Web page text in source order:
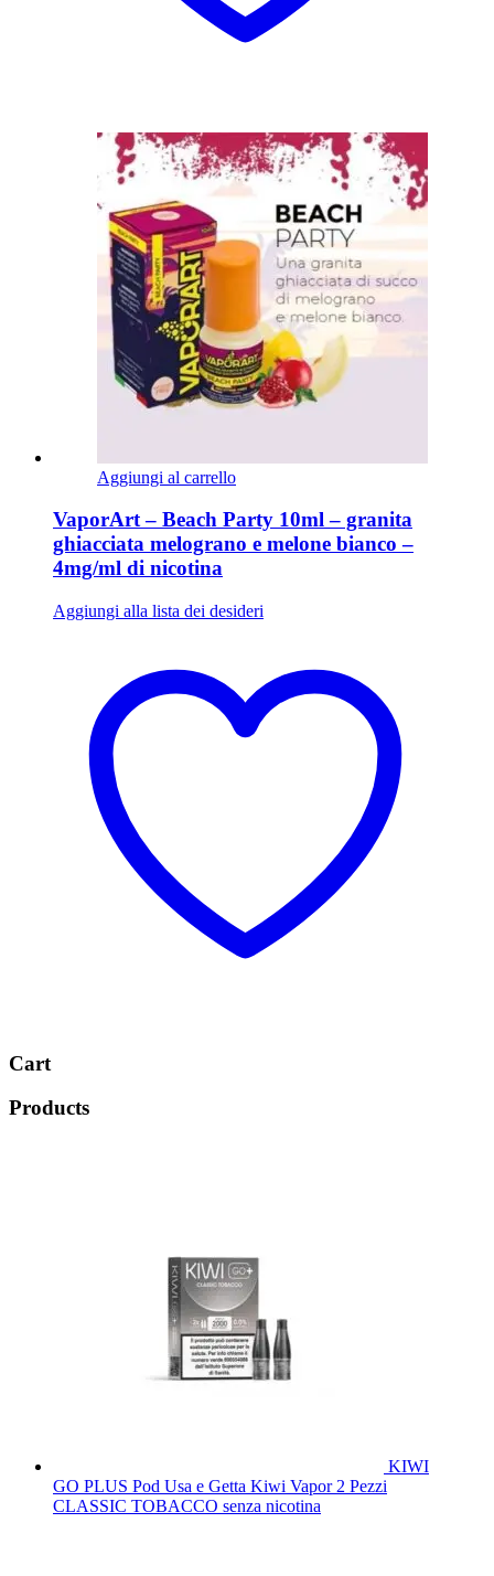
Aggiungi al carrello
VaporArt – Beach Party 10ml – granita
ghiacciata melograno e melone bianco –
4mg/ml di nicotina
Aggiungi alla lista dei desideri
Cart
Products
KIWI
GO PLUS Pod Usa e Getta Kiwi Vapor 2 Pezzi
CLASSIC TOBACCO senza nicotina